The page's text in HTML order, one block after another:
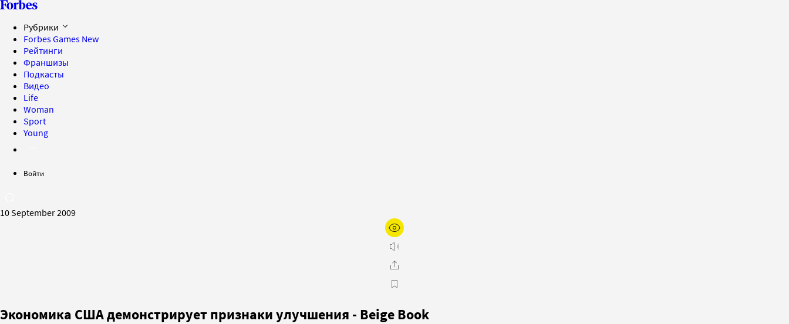
Рубрики
Forbes Games New
Рейтинги
Франшизы
Подкасты
Видео
Life
Woman
Sport
Young
Войти
10 September 2009
Экономика США демонстрирует признаки улучшения - Beige Book